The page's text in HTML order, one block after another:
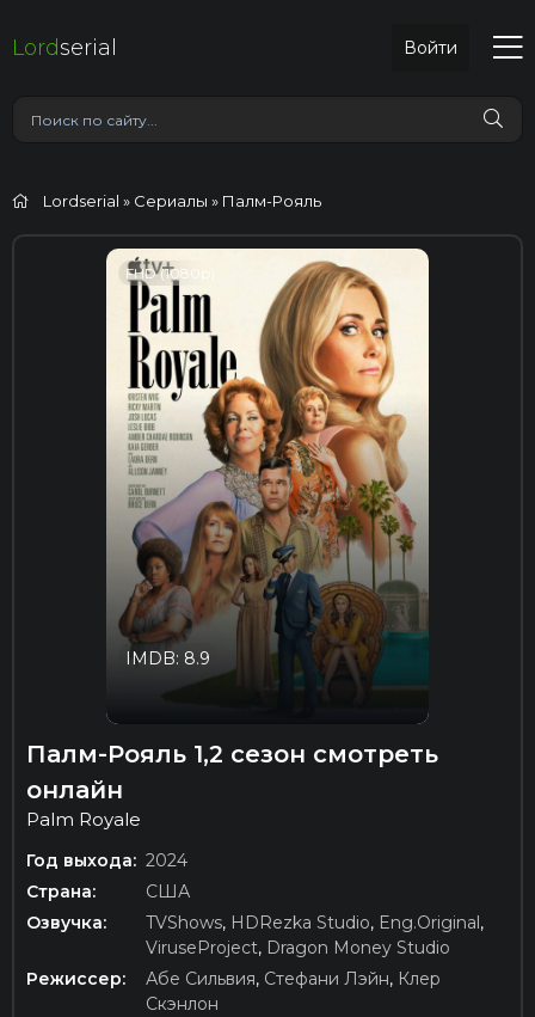
Lordserial Войти
Lordserial » Сериалы » Палм-Рояль
FHD (1080p)
IMDB: 8.9
Палм-Рояль 1,2 сезон смотреть
онлайн
Palm Royale
Год выхода: 2024
Страна:
США
Озвучка:
TVShows, HDRezka Studio, Eng.Original ,
ViruseProject, Dragon Money Studio
Режиссер:
Абе Сильвия, Стефани Лэйн, Клер
Скэнлон